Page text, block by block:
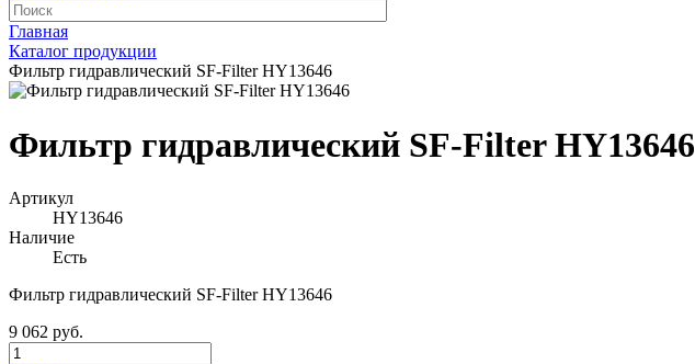
Главная
Каталог продукции
Фильтр гидравлический SF-Filter HY13646
Фильтр гидравлический SF-Filter HY13646
Артикул
HY13646
Наличие
Есть
Фильтр гидравлический SF-Filter HY13646
9 062 руб.